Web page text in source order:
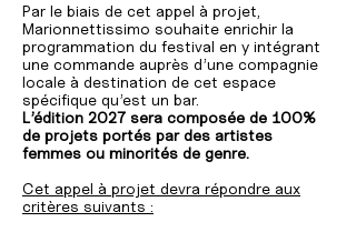
Par le biais de cet appel à projet,
Marionnettissimo souhaite enrichir la
programmation du festival en y intégrant
une commande auprès d’une compagnie
locale à destination de cet espace
spécifique qu’est un bar.
L’édition 2027 sera composée de 100%
de projets portés par des artistes
femmes ou minorités de genre.
Cet appel à projet devra répondre aux
critères suivants :